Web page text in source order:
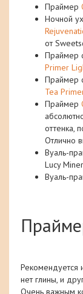
Праймер
Ночной
от
Праймер
Primer
Праймер
Tea
Праймер
оттенка,
Отлично
Вуаль-
Lucy
Вуаль-
Рекомендуется
нет глины, и
Очень важным